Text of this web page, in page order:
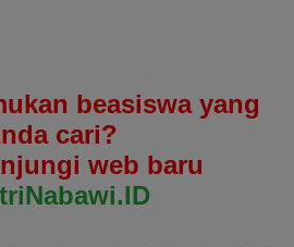
beasiswa yang
cari?
web baru